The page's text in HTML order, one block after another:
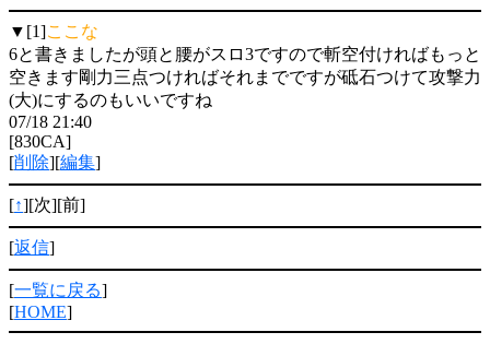
▼[1]ここな
6と書きましたが頭と腰がスロ3ですので斬空付ければもっと
空きます剛力三点つければそれまでですが砥石つけて攻撃力
(大)にするのもいいですね
07/18 21:40
[830CA]
[削除][編集]
[↑][次][前]
[返信]
[一覧に戻る]
[HOME]